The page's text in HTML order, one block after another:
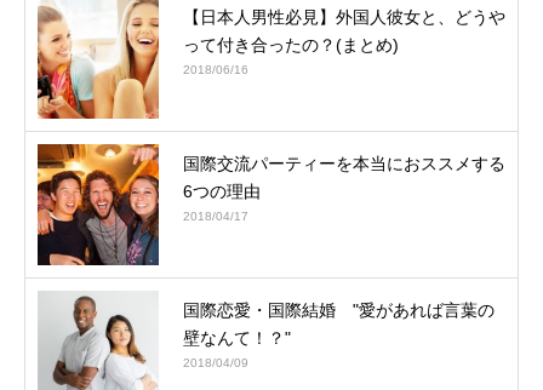
【日本人男性必見】外国人彼女と、どうや
って付き合ったの？(まとめ)
2018/06/16
国際交流パーティーを本当におススメする
6つの理由
2018/04/17
国際恋愛・国際結婚 "愛があれば言葉の
壁なんて！？"
2018/04/09